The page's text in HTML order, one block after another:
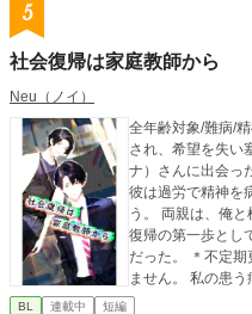
5
社会復帰は家庭教師から
Neu（ノイ）
全年齢対象/難病/精神病/闘病/etc.
され、希望を失い
ナ）さんに出会っ
彼は過労で精神を
う。 両親は、俺
復帰の第一歩とし
だった。 ＊不定期更新。 年齢制限が入るような性描写はあり
ません。 私の患
りますので、必ず
BL 連載中 短編